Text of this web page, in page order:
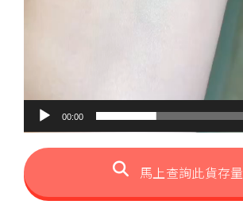
00:00
馬上查詢此貨存量